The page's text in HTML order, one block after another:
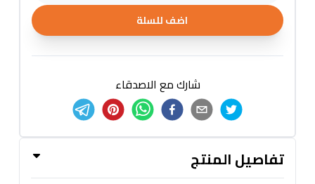
اضف للسلة
شارك مع الاصدقاء
تفاصيل المنتج